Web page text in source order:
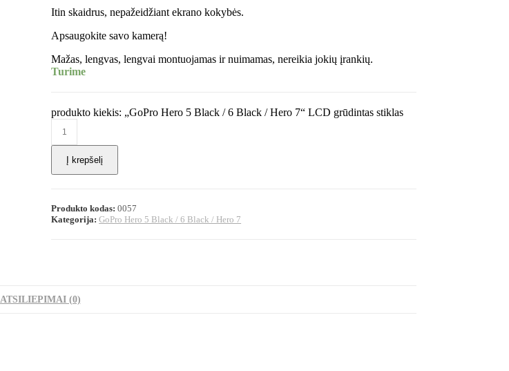
Itin skaidrus, nepažeidžiant ekrano kokybės.
Apsaugokite savo kamerą!
Mažas, lengvas, lengvai montuojamas ir nuimamas, nereikia jokių įrankių.
Turime
produkto kiekis: „GoPro Hero 5 Black / 6 Black / Hero 7“ LCD grūdintas stiklas
Į krepšelį
Produkto kodas:0057
Kategorija:GoPro Hero 5 Black / 6 Black / Hero 7
ATSILIEPIMAI (0)